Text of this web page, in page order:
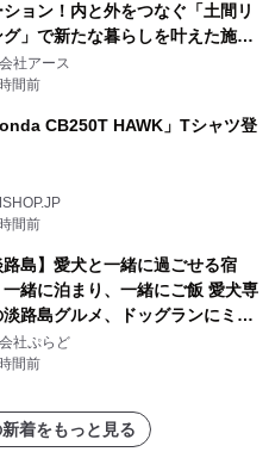
ョン！内と外をつなぐ「土間リ
グ」で新たな暮らしを叶えた施工
株式会社アースが公開
社アース
間前
CB250T HAWK」Tシャツ登
間前
路島】愛犬と一緒に過ごせる宿
一緒に泊まり、一緒にご飯 愛犬専
淡路島グルメ、ドッグランにミニ
グランピングとトレーラーハウ
施設で
社ぷらど
間前
着をもっと見る